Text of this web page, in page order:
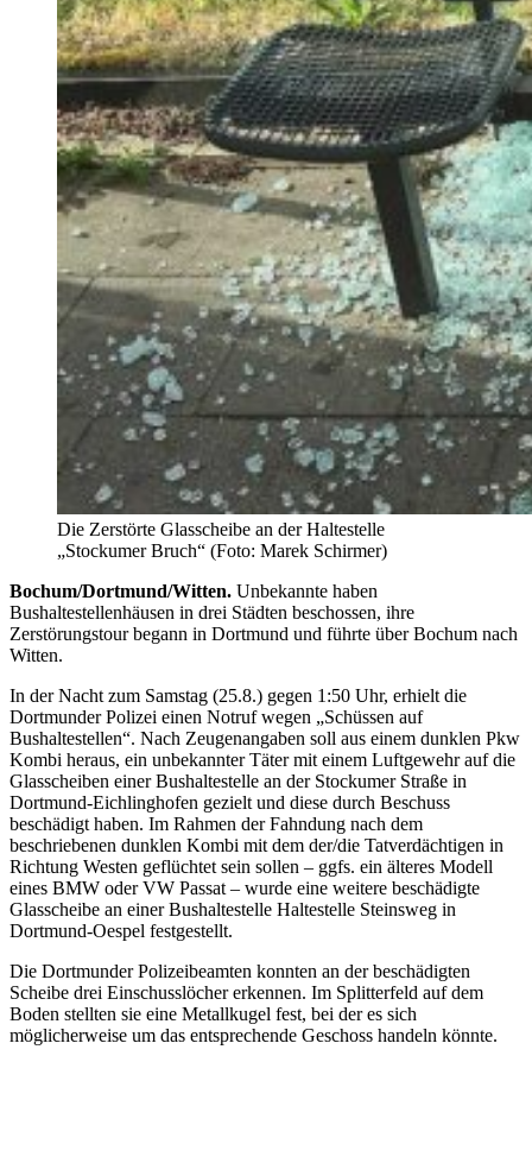
Die Zerstörte Glasscheibe an der Haltestelle
„Stockumer Bruch“ (Foto: Marek Schirmer)
Bochum/Dortmund/Witten. Unbekannte haben
Bushaltestellenhäusen in drei Städten beschossen, ihre
Zerstörungstour begann in Dortmund und führte über Bochum nach
Witten.
In der Nacht zum Samstag (25.8.) gegen 1:50 Uhr, erhielt die
Dortmunder Polizei einen Notruf wegen „Schüssen auf
Bushaltestellen“. Nach Zeugenangaben soll aus einem dunklen Pkw
Kombi heraus, ein unbekannter Täter mit einem Luftgewehr auf die
Glasscheiben einer Bushaltestelle an der Stockumer Straße in
Dortmund-Eichlinghofen gezielt und diese durch Beschuss
beschädigt haben. Im Rahmen der Fahndung nach dem
beschriebenen dunklen Kombi mit dem der/die Tatverdächtigen in
Richtung Westen geflüchtet sein sollen – ggfs. ein älteres Modell
eines BMW oder VW Passat – wurde eine weitere beschädigte
Glasscheibe an einer Bushaltestelle Haltestelle Steinsweg in
Dortmund-Oespel festgestellt.
Die Dortmunder Polizeibeamten konnten an der beschädigten
Scheibe drei Einschusslöcher erkennen. Im Splitterfeld auf dem
Boden stellten sie eine Metallkugel fest, bei der es sich
möglicherweise um das entsprechende Geschoss handeln könnte.